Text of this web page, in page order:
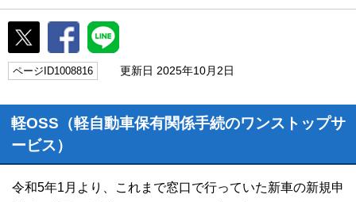
ページID1008816 更新日 2025年10月2日
軽OSS（軽自動車保有関係手続のワンストップサ
ービス）
令和5年1月より、これまで窓口で行っていた新車の新規申